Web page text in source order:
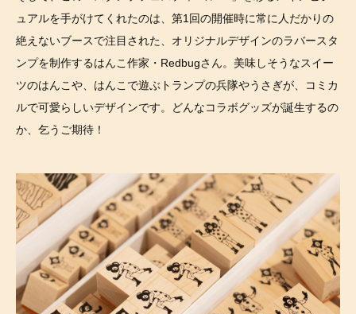
ュアルを手がけてくれたのは、第1回の開催時に常に人だかりの
絶えないブースで注目された、オリジナルデザインのラバースタ
ンプを制作するはんこ作家・Redbugさん。美味しそうなスイー
ツのはんこや、はんこで遊ぶトランプの兵隊やうさぎが、コミカ
ルで可愛らしいデザインです。どんなコラボグッズが誕生するの
か、乞うご期待！